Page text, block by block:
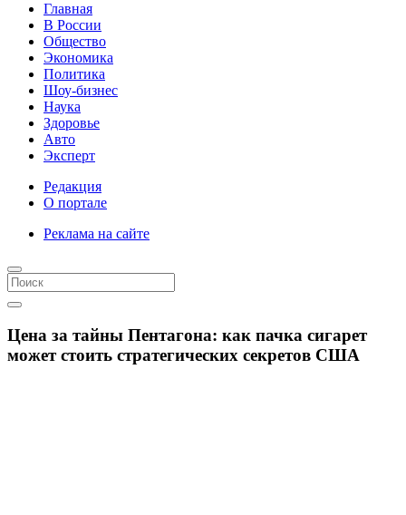
Главная
В России
Общество
Экономика
Политика
Шоу-бизнес
Наука
Здоровье
Авто
Эксперт
Редакция
О портале
Реклама на сайте
Цена за тайны Пентагона: как пачка сигарет
может стоить стратегических секретов США